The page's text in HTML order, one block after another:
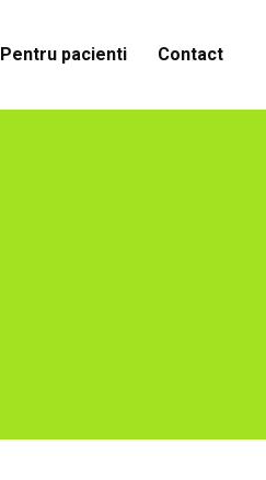
Pentru pacienti Contact